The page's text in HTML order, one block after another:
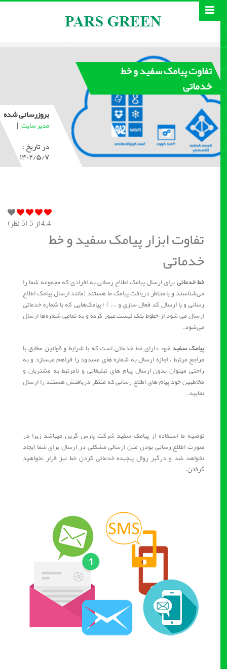
تفاوت پیامک سفید و خط
خدماتی
بروزرسانی شده
مدیر سایت |
در تاریخ :
۱۴۰۲/۵/۷
4.4از 5 ( 5نظر)
تفاوت ابزار پیامک سفید و خط
خدماتی
خط خدماتیبرای ارسال پیامک‌ اطلاع رسانی به افرادی که مجموعه شما را
می‌شناسند و یا منتظر دریافت پیامک ما هستند (مانند ارسال پیامک اطلاع
رسانی و یا ارسال کد فعال سازی و ... ) ؛ پیامک‌هایی که با شماره خدماتی
ارسال می شود از خطوط بلک لیست عبور کرده و به تمامی شماره‌ها ارسال
می‌شود.
پیامک سفیدخود دارای خط خدماتی است که با شرایط و قوانین مطابق با
مراجع مرتبط ، اجازه ارسال به شماره های مسدود را فراهم میسازد و به
راحتی میتوان بدون ارسال پیام های تبلیغاتی و نامرتبط به مشتریان و
مخاطبین خود پیام های اطلاع رسانی که منتظر دریافتش هستند را ارسال
نمایید.
توصیه ما استفاده از پیامک سفید شرکت پارس گرین میباشد زیرا در
صورت اطلاع رسانی بودن متن ارسالی مشکلی در ارسال برای شما ایجاد
نخواهد شد و درگیر روال پیچیده خدماتی کردن خط نیز قرار نخواهید
گرفتن.